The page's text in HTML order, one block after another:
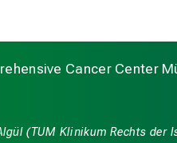
Cancer Center
(TUM Klinikum Rechts der